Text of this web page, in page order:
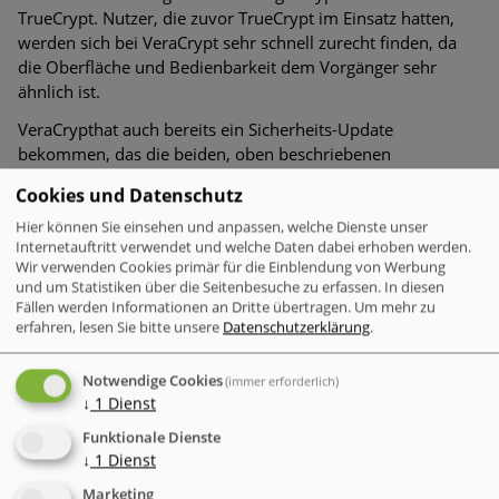
TrueCrypt. Nutzer, die zuvor TrueCrypt im Einsatz hatten,
werden sich bei VeraCrypt sehr schnell zurecht finden, da
die Oberfläche und Bedienbarkeit dem Vorgänger sehr
ähnlich ist.
VeraCrypthat auch bereits ein Sicherheits-Update
bekommen, das die beiden, oben beschriebenen
Unterscheidungsmerkmal von VeryCrypt zu TrueCrypt ist
die erheblich höhere Zahl an Iterationen beim
Verschlüsseln. Dies erschwert sogenannteBrute-Force-
Attacken, die es auf Passwörter abgesehen haben, massiv.
Die Wahl eines sehr starken Passworts ist generell wichtig
Wird das Passwort zu schwach gewählt, so erhält der
Anwender von VeraCrypt eine Meldung. Dieses neue
Feature bringt jedoch mit sich, dass sich mithilfe von
VeraCrypt erzeugte Container wesentlich langsamer öffnen
VeraCrypt wird permanent via Open Source
weiterentwickelt und hat bisher noch keine bekannten
Cookies und Datenschutz
Hier können Sie einsehen und anpassen, welche Dienste unser
Internetauftritt verwendet und welche Daten dabei erhoben werden.
Wir verwenden Cookies primär für die Einblendung von Werbung
und um Statistiken über die Seitenbesuche zu erfassen. In diesen
Fällen werden Informationen an Dritte übertragen. Um mehr zu
erfahren, lesen Sie bitte unsere Datenschutzerklärung.
Notwendige Cookies(immer erforderlich)
↓ 1 Dienst
Funktionale Dienste
↓ 1 Dienst
Marketing